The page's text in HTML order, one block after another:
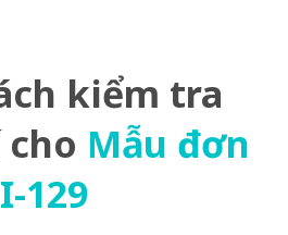
kiểm tra
Mẫu đơn
I-129